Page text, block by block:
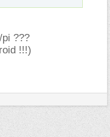
???
!!!)